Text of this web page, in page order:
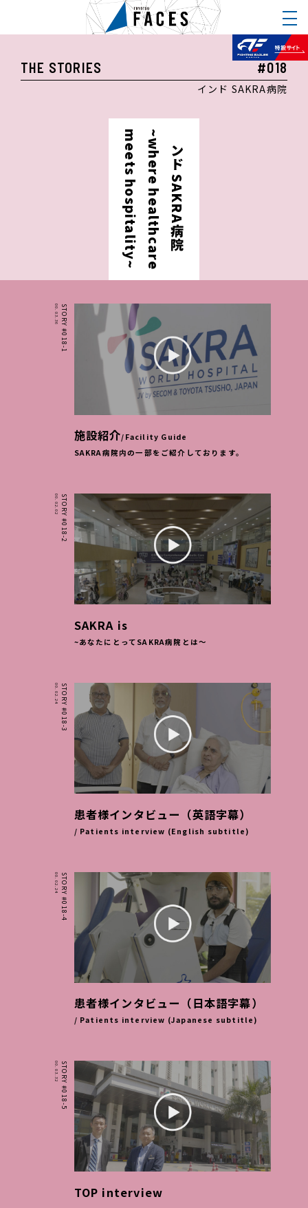
THE STORIES #018
インド SAKRA病院
インド SAKRA病院
~where healthcare
meets hospitality~
STORY #018-1
00.03.36
施設紹介/Facility Guide
SAKRA病院内の一部をご紹介しております。
STORY #018-2
00.02.02
SAKRA is
~あなたにとってSAKRA病院とは～
STORY #018-3
00.02.24
患者様インタビュー（英語字幕）
/ Patients interview (English subtitle)
STORY #018-4
00.02.24
患者様インタビュー（日本語字幕）
/ Patients interview (Japanese subtitle)
STORY #018-5
00.03.32
TOP interview